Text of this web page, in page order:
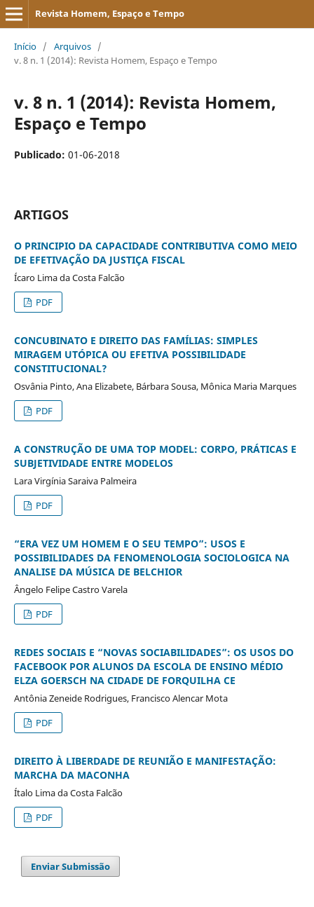
Revista Homem, Espaço e Tempo
Início / Arquivos /
v. 8 n. 1 (2014): Revista Homem, Espaço e Tempo
v. 8 n. 1 (2014): Revista Homem,
Espaço e Tempo
Publicado: 01-06-2018
ARTIGOS
O PRINCIPIO DA CAPACIDADE CONTRIBUTIVA COMO MEIO
DE EFETIVAÇÃO DA JUSTIÇA FISCAL
Ícaro Lima da Costa Falcão
PDF
CONCUBINATO E DIREITO DAS FAMÍLIAS: SIMPLES
MIRAGEM UTÓPICA OU EFETIVA POSSIBILIDADE
CONSTITUCIONAL?
Osvânia Pinto, Ana Elizabete, Bárbara Sousa, Mônica Maria Marques
PDF
A CONSTRUÇÃO DE UMA TOP MODEL: CORPO, PRÁTICAS E
SUBJETIVIDADE ENTRE MODELOS
Lara Virgínia Saraiva Palmeira
PDF
“ERA VEZ UM HOMEM E O SEU TEMPO”: USOS E
POSSIBILIDADES DA FENOMENOLOGIA SOCIOLOGICA NA
ANALISE DA MÚSICA DE BELCHIOR
Ângelo Felipe Castro Varela
PDF
REDES SOCIAIS E “NOVAS SOCIABILIDADES”: OS USOS DO
FACEBOOK POR ALUNOS DA ESCOLA DE ENSINO MÉDIO
ELZA GOERSCH NA CIDADE DE FORQUILHA CE
Antônia Zeneide Rodrigues, Francisco Alencar Mota
PDF
DIREITO À LIBERDADE DE REUNIÃO E MANIFESTAÇÃO:
MARCHA DA MACONHA
Ítalo Lima da Costa Falcão
PDF
Enviar Submissão